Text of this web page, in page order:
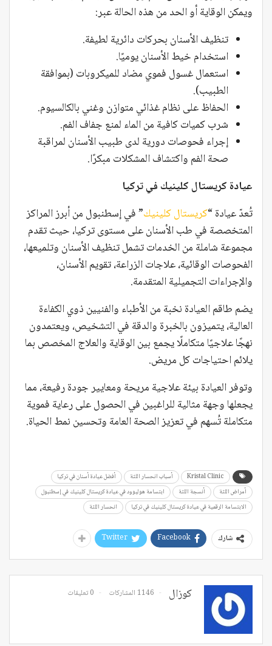
ويمكن الوقاية أو الحد من هذه الحالة عبر:
تنظيف الأسنان بحركات دائرية لطيفة.
استخدام خيط الأسنان يوميًا.
استعمال غسول فموي مضاد للميكروبات (بموافقة
الطبيب).
الحفاظ على نظام غذائي متوازن وغني بالكالسيوم.
شرب كميات كافية من الماء لمنع جفاف الفم.
إجراء فحوصات دورية لدى طبيب الأسنان لمراقبة
صحة الفم واكتشاف المشكلات مبكرًا.
عيادة كريستال كلينيك في تركيا
تُعدّ عيادة “كريستال كلينيك” في إسطنبول من أبرز المراكز
المتخصصة في طب الأسنان على مستوى تركيا، حيث تقدم
مجموعة شاملة من الخدمات تشمل تنظيف الأسنان وتلميعها،
الفحوصات الوقائية، علاجات الزراعة، تقويم الأسنان،
والإجراءات التجميلية المتقدمة.
يضم طاقم العيادة نخبة من الأطباء والفنيين ذوي الكفاءة
العالية، يتميزون بالخبرة والدقة في التشخيص، ويعتمدون
نهجًا علاجيًا متكاملًا يجمع بين الوقاية والعلاج المخصص بما
يلائم احتياجات كل مريض.
وتوفر العيادة بيئة علاجية مريحة ومعايير جودة رفيعة، مما
يجعلها وجهة مثالية للراغبين في الحصول على رعاية فموية
متكاملة تُسهم في تعزيز الصحة العامة وتحسين نمط الحياة.
Kristal Clinic أسباب انحسار اللثة
أفضل عيادة أسنان في تركيا
أمراض اللثة
أنسجة اللثة
ابتسامة هوليوود في عيادة كريستال كلينيك في إسطنبول
الابتسامة الرقمية في عيادة كريستال كلينيك في تركيا
انحسار اللثة
شارك Facebook
Twitter
كوزال 1146 المشاركات 0 تعليقات